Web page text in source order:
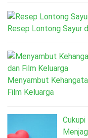
Resep Lontong Sayur
Menyambut
Film Keluarga